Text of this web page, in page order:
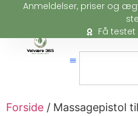
Anmeldelser, priser og
Få
Forside / Massagepistol